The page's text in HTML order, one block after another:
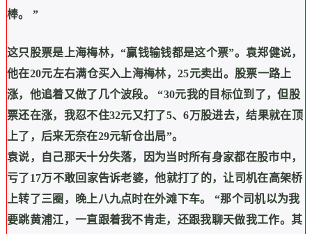
棒。
”
这只股票是上海梅林，“赢钱输钱都是这个票”。袁郑健说，
他在20元左右满仓买入上海梅林，25元卖出。股票一路上
涨，他追着又做了几个波段。
“30元我的目标位到了，但股
票还在涨，我忍不住32元又打了5、6万股进去，结果就在顶
上了，后来无奈在29元斩仓出局”。
袁说，自己那天十分失落，因为当时所有身家都在股市中，
亏了17万不敢回家告诉老婆，他就打了的，让司机在高架桥
上转了三圈，晚上八九点时在外滩下车。
“那个司机以为我
要跳黄浦江，一直跟着我不肯走，还跟我聊天做我工作。其